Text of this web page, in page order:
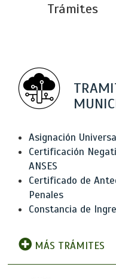
Trámites
Asignación
Certificación
ANSES
Certificado de
Penales
Constancia de
MÁS TRÁMITES